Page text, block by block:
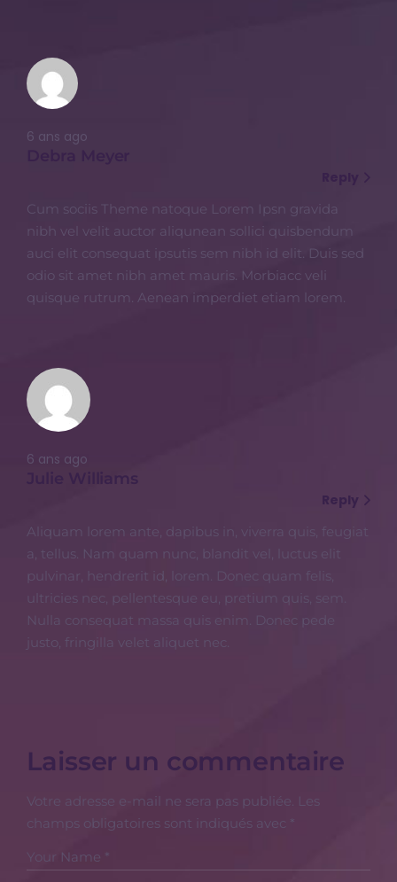
6 ans ago
Cum sociis Theme natoque Lorem Ipsn gravida
nibh vel velit auctor aliqunean sollici quisbendum
auci elit consequat ipsutis sem nibh id elit. Duis sed
odio sit amet nibh amet mauris. Morbiacc veli
quisque rutrum. Aenean imperdiet etiam lorem.
6 ans ago
Julie Williams
Reply
Aliquam lorem ante, dapibus in, viverra quis, feugiat
a, tellus. Nam quam nunc, blandit vel, luctus elit
pulvinar, hendrerit id, lorem. Donec quam felis,
ultricies nec, pellentesque eu, pretium quis, sem.
Nulla consequat massa quis enim. Donec pede
justo, fringilla velet aliquet nec.
Laisser un commentaire
Votre adresse e-mail ne sera pas publiée. Les
champs obligatoires sont indiqués avec *